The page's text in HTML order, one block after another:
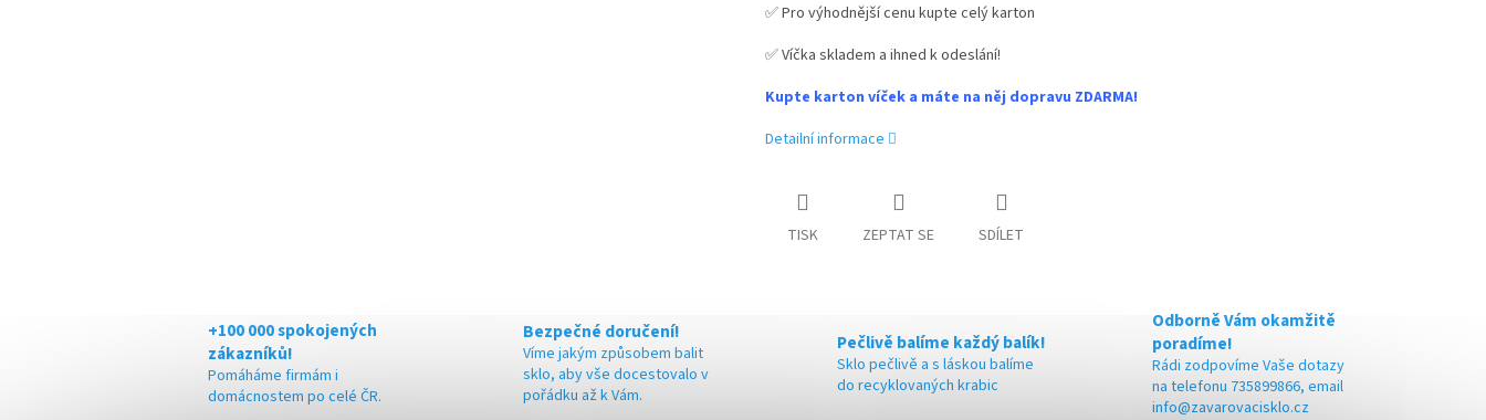
✅ Pro výhodnější cenu kupte celý karton
✅ Víčka skladem a ihned k odeslání!
Kupte karton víček a máte na něj dopravu ZDARMA!
Detailní informace
TISK ZEPTAT SE SDÍLET
+100 000 spokojených
zákazníků!
Pomáháme firmám i
domácnostem po celé ČR.
Bezpečné doručení!
Víme jakým způsobem balit
sklo, aby vše docestovalo v
pořádku až k Vám.
Pečlivě balíme každý balík!
Sklo pečlivě a s láskou balíme
do recyklovaných krabic
Odborně Vám okamžitě
poradíme!
Rádi zodpovíme Vaše dotazy
na telefonu 735899866, email
info@zavarovacisklo.cz